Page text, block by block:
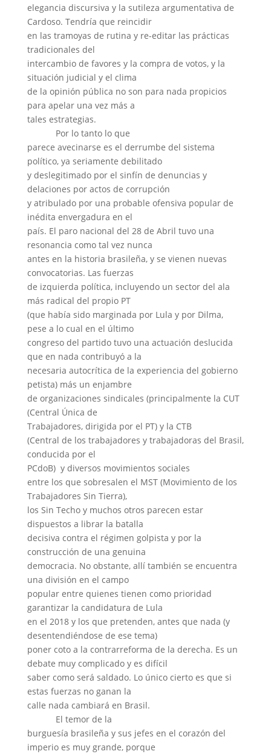
elegancia discursiva y la sutileza argumentativa de
Cardoso. Tendría que reincidir
en las tramoyas de rutina y re-editar las prácticas
tradicionales del
intercambio de favores y la compra de votos, y la
situación judicial y el clima
de la opinión pública no son para nada propicios
para apelar una vez más a
tales estrategias.
Por lo tanto lo que
parece avecinarse es el derrumbe del sistema
político, ya seriamente debilitado
y deslegitimado por el sinfín de denuncias y
delaciones por actos de corrupción
y atribulado por una probable ofensiva popular de
inédita envergadura en el
país. El paro nacional del 28 de Abril tuvo una
resonancia como tal vez nunca
antes en la historia brasileña, y se vienen nuevas
convocatorias. Las fuerzas
de izquierda política, incluyendo un sector del ala
más radical del propio PT
(que había sido marginada por Lula y por Dilma,
pese a lo cual en el último
congreso del partido tuvo una actuación deslucida
que en nada contribuyó a la
necesaria autocrítica de la experiencia del gobierno
petista) más un enjambre
de organizaciones sindicales (principalmente la CUT
(Central Única de
Trabajadores, dirigida por el PT) y la CTB
(Central de los trabajadores y trabajadoras del Brasil,
conducida por el
PCdoB) y diversos movimientos sociales
entre los que sobresalen el MST (Movimiento de los
Trabajadores Sin Tierra),
los Sin Techo y muchos otros parecen estar
dispuestos a librar la batalla
decisiva contra el régimen golpista y por la
construcción de una genuina
democracia. No obstante, allí también se encuentra
una división en el campo
popular entre quienes tienen como prioridad
garantizar la candidatura de Lula
en el 2018 y los que pretenden, antes que nada (y
desentendiéndose de ese tema)
poner coto a la contrarreforma de la derecha. Es un
debate muy complicado y es difícil
saber como será saldado. Lo único cierto es que si
estas fuerzas no ganan la
calle nada cambiará en Brasil.
El temor de la
burguesía brasileña y sus jefes en el corazón del
imperio es muy grande, porque